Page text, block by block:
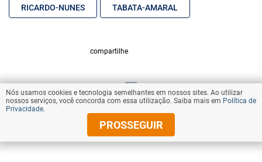
RICARDO-NUNES TABATA-AMARAL
compartilhe
VOLTAR AO TOPO
© Copyright 2025 Diários Associados
Nós usamos cookies e tecnologia semelhantes em nossos sites. Ao utilizar
nossos serviços, você concorda com essa utilização. Saiba mais em Política de
Privacidade.
PROSSEGUIR